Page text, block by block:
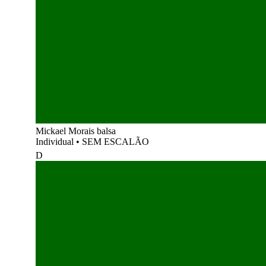
Mickael Morais balsa
Individual • SEM ESCALÃO
D